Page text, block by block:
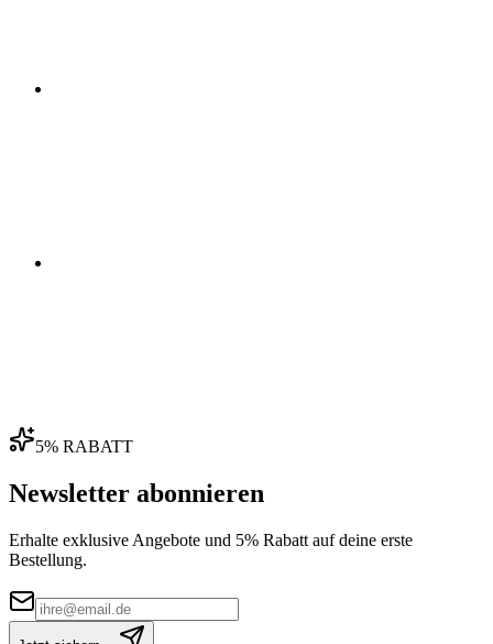
5% RABATT
Newsletter abonnieren
Erhalte exklusive Angebote und 5% Rabatt auf deine erste
Bestellung.